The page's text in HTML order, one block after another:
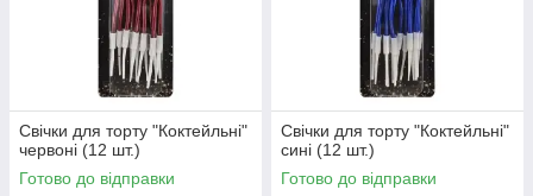
Свічки для торту "Коктейльні"
червоні (12 шт.)
Готово до відправки
Свічки для торту "Коктейльні"
сині (12 шт.)
Готово до відправки